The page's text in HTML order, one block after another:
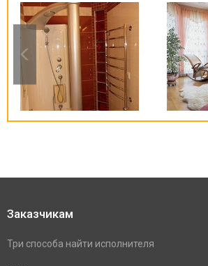
Заказчикам
Три способа найти исполнителя